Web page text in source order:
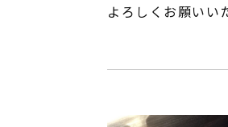
よろしくお願いい